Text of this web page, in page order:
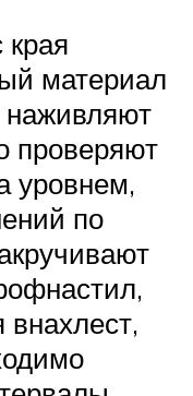
материал
наживляют
проверяют
уровнем,
по